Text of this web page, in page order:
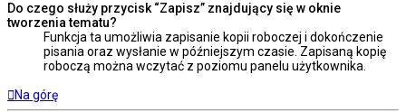
Do czego służy przycisk “Zapisz” znajdujący się w oknie
tworzenia tematu?
Funkcja ta umożliwia zapisanie kopii roboczej i dokończenie
pisania oraz wysłanie w późniejszym czasie. Zapisaną kopię
roboczą można wczytać z poziomu panelu użytkownika.
Na górę